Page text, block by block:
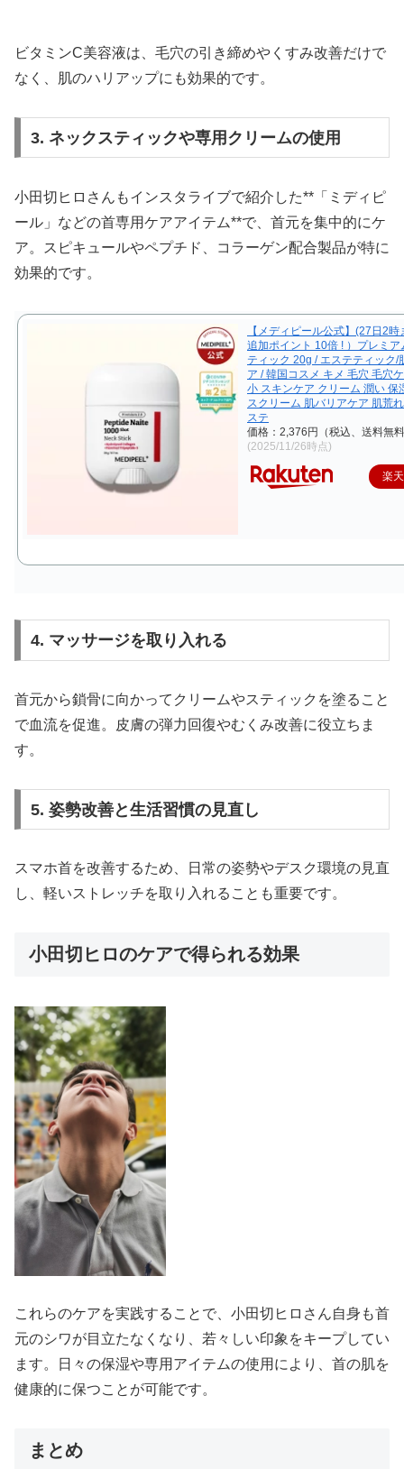
ビタミンC美容液は、毛穴の引き締めやくすみ改善だけで
なく、肌のハリアップにも効果的です。
3. ネックスティックや専用クリームの使用
小田切ヒロさんもインスタライブで紹介した**「ミディピ
ール」などの首専用ケアアイテム**で、首元を集中的にケ
ア。スピキュールやペプチド、コラーゲン配合製品が特に
効果的です。
【メディピール公式】(27日2時
追加ポイント 10倍 ! ）プレミア
ティック 20g / エステティック/
ア / 韓国コスメ キメ 毛穴 毛穴
小 スキンケア クリーム 潤い 保
スクリーム 肌バリアケア 肌荒
ステ
価格：2,376円（税込、送料無
(2025/11/26時点)
楽
4. マッサージを取り入れる
首元から鎖骨に向かってクリームやスティックを塗ること
で血流を促進。皮膚の弾力回復やむくみ改善に役立ちま
す。
5. 姿勢改善と生活習慣の見直し
スマホ首を改善するため、日常の姿勢やデスク環境の見直
し、軽いストレッチを取り入れることも重要です。
小田切ヒロのケアで得られる効果
これらのケアを実践することで、小田切ヒロさん自身も首
元のシワが目立たなくなり、若々しい印象をキープしてい
ます。日々の保湿や専用アイテムの使用により、首の肌を
健康的に保つことが可能です。
まとめ